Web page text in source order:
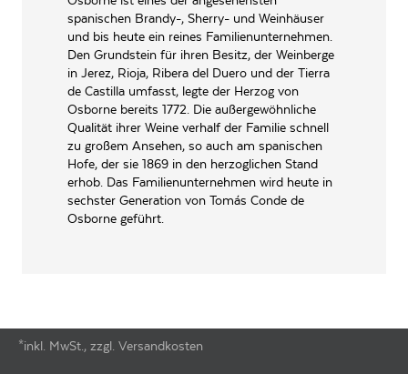
PRODUZENT / ABFÜLLER / HERSTELLER
Bottlers Vinhos SA, Rua do
Choupêlo, 250 PT-4404-
509 Vila Nova de Gaia
8410337160032
ARTIKELNUMMER 431314
spanischen Brandy-, Sherry- und Weinhäuser
und bis heute ein reines Familienunternehmen.
Den Grundstein für ihren Besitz, der Weinberge
in Jerez, Rioja, Ribera del Duero und der Tierra
de Castilla umfasst, legte der Herzog von
Osborne bereits 1772. Die außergewöhnliche
Qualität ihrer Weine verhalf der Familie schnell
zu großem Ansehen, so auch am spanischen
Hofe, der sie 1869 in den herzoglichen Stand
erhob. Das Familienunternehmen wird heute in
sechster Generation von Tomás Conde de
Osborne geführt.
*inkl. MwSt., zzgl. Versandkosten